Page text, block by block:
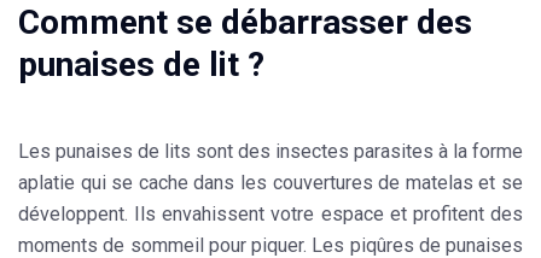
Comment se débarrasser des
punaises de lit ?
Les punaises de lits sont des insectes parasites à la forme
aplatie qui se cache dans les couvertures de matelas et se
développent. Ils envahissent votre espace et profitent des
moments de sommeil pour piquer. Les piqûres de punaises